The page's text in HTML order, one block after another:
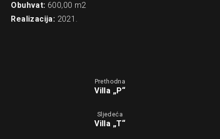
Obuhvat: 600,00 m2
Realizacija: 2021.
Prethodna
Villa „P“
Sljedeća
Villa „T“